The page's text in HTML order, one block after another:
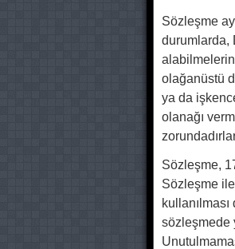
Sözleşme
durumlarda,
olağanüstü
ya da
olanağı
Sözleşme,
Sözleşme
sözleşmede